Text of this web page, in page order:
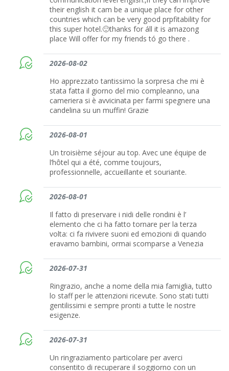
their english it cam be a unique place for other
countries which can be very good prpfitability for
this super hotel.🙂thanks for áll it is amazong
place Will offer for my friends tó go there .
2026-08-02
Ho apprezzato tantissimo la sorpresa che mi è
stata fatta il giorno del mio compleanno, una
cameriera si è avvicinata per farmi spegnere una
candelina su un muffin! Grazie
2026-08-01
Un troisième séjour au top. Avec une équipe de
l’hôtel qui a été, comme toujours,
professionnelle, accueillante et souriante.
2026-08-01
Il fatto di preservare i nidi delle rondini è l’
elemento che ci ha fatto tornare per la terza
volta: ci fa rivivere suoni ed emozioni di quando
eravamo bambini, ormai scomparse a Venezia
2026-07-31
Ringrazio, anche a nome della mia famiglia, tutto
lo staff per le attenzioni ricevute. Sono stati tutti
gentilissimi e sempre pronti a tutte le nostre
esigenze.
2026-07-31
Un ringraziamento particolare per averci
consentito di recuperare il soggiorno con un